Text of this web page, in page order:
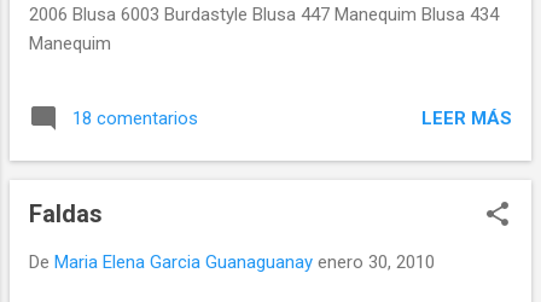
2006 Blusa 6003 Burdastyle Blusa 447 Manequim Blusa 434
Manequim
18 comentarios LEER MÁS
Faldas
De Maria Elena Garcia Guanaguanay enero 30, 2010